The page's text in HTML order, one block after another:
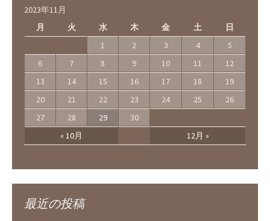
2023年11月
月
火 水 木 金 土 日
« 10月 12月 »
1 2 3 4
5
6
7 8 9 10 11
12
13
14 15 16 17 18
19
20
21 22 23 24 25
26
27
28 29 30
最近の投稿